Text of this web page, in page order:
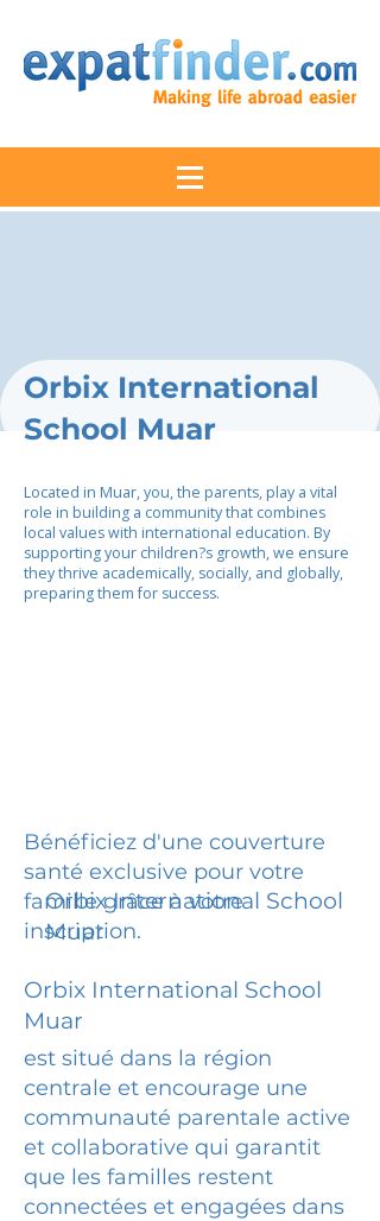
Orbix International
School Muar
Located in Muar, you, the parents, play a vital
role in building a community that combines
local values with international education. By
supporting your children?s growth, we ensure
they thrive academically, socially, and globally,
preparing them for success.
Bénéficiez d'une couverture
santé exclusive pour votre
famille grâce à votre
inscription.
Orbix International School
Muar
Orbix International School
Muar
est situé dans la région
centrale et encourage une
communauté parentale active
et collaborative qui garantit
que les familles restent
connectées et engagées dans